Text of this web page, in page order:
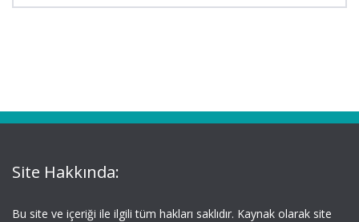
Site Hakkında:
Bu site ve içeriği ile ilgili tüm hakları saklıdır. Kaynak olarak site